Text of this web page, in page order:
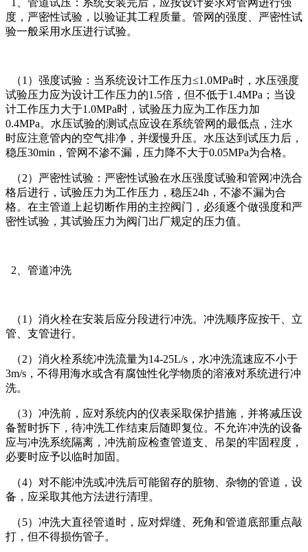
度，严密性试验，以验证其工程质量。管网的强度、严密性试
验一般采用水压进行试验。
（1）强度试验：当系统设计工作压力≤1.0MPa时，水压强度
试验压力应为设计工作压力的1.5倍，但不低于1.4MPa；当设
计工作压力大于1.0MPa时，试验压力应为工作压力加
0.4MPa。水压试验的测试点应设在系统管网的最低点，注水
时应注意管内的空气排净，并缓慢升压。水压达到试压力后，
稳压30min，管网不渗不漏，压力降不大于0.05MPa为合格。
（2）严密性试验：严密性试验在水压强度试验和管网冲洗合
格后进行，试验压力为工作压力，稳压24h，不渗不漏为合
格。在主管道上起切断作用的主控阀门，必须逐个做强度和严
密性试验，其试验压力为阀门出厂规定的压力值。
2、管道冲洗
（1）消火栓在安装后应分段进行冲洗。冲洗顺序应按干、立
管、支管进行。
（2）消火栓系统冲洗流量为14-25L/s，水冲洗流速应不小于
3m/s，不得用海水或含有腐蚀性化学物质的溶液对系统进行冲
洗。
（3）冲洗前，应对系统内的仪表采取保护措施，并将减压设
备暂时拆下，待冲洗工作结束后随即复位。不允许冲洗的设备
应与冲洗系统隔离，冲洗前应检查管道支、吊架的牢固程度，
必要时应予以临时加固。
（4）对不能冲洗或冲洗后可能留存的脏物、杂物的管道，设
备，应采取其他方法进行清理。
（5）冲洗大直径管道时，应对焊缝、死角和管道底部重点敲
打，但不得损伤管子。